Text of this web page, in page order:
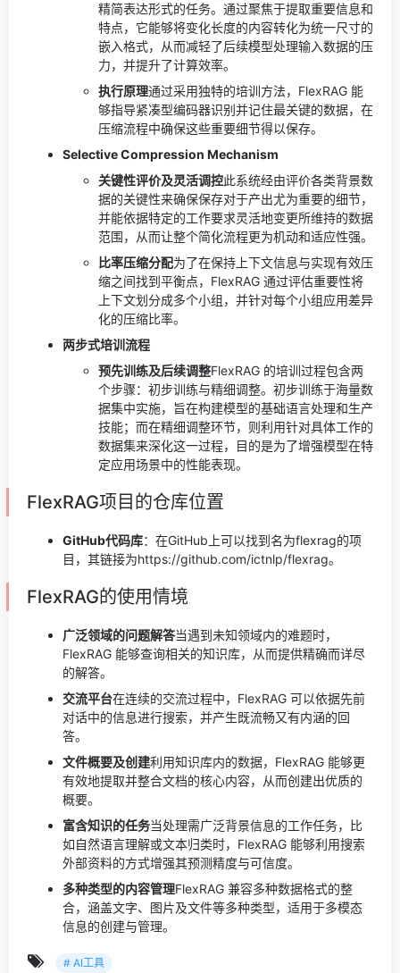
精简表达形式的任务。通过聚焦于提取重要信息和
特点，它能够将变化长度的内容转化为统一尺寸的
嵌入格式，从而减轻了后续模型处理输入数据的压
力，并提升了计算效率。
执行原理通过采用独特的培训方法，FlexRAG 能
够指导紧凑型编码器识别并记住最关键的数据，在
压缩流程中确保这些重要细节得以保存。
Selective Compression Mechanism
关键性评价及灵活调控此系统经由评价各类背景数
据的关键性来确保保存对于产出尤为重要的细节，
并能依据特定的工作要求灵活地变更所维持的数据
范围，从而让整个简化流程更为机动和适应性强。
比率压缩分配为了在保持上下文信息与实现有效压
缩之间找到平衡点，FlexRAG 通过评估重要性将
上下文划分成多个小组，并针对每个小组应用差异
化的压缩比率。
两步式培训流程
预先训练及后续调整FlexRAG 的培训过程包含两
个步骤：初步训练与精细调整。初步训练于海量数
据集中实施，旨在构建模型的基础语言处理和生产
技能；而在精细调整环节，则利用针对具体工作的
数据集来深化这一过程，目的是为了增强模型在特
定应用场景中的性能表现。
FlexRAG项目的仓库位置
GitHub代码库：在GitHub上可以找到名为flexrag的项
目，其链接为https://github.com/ictnlp/flexrag。
FlexRAG的使用情境
广泛领域的问题解答当遇到未知领域内的难题时，
FlexRAG 能够查询相关的知识库，从而提供精确而详尽
的解答。
交流平台在连续的交流过程中，FlexRAG 可以依据先前
对话中的信息进行搜索，并产生既流畅又有内涵的回
答。
文件概要及创建利用知识库内的数据，FlexRAG 能够更
有效地提取并整合文档的核心内容，从而创建出优质的
概要。
富含知识的任务当处理需广泛背景信息的工作任务，比
如自然语言理解或文本归类时，FlexRAG 能够利用搜索
外部资料的方式增强其预测精度与可信度。
多种类型的内容管理FlexRAG 兼容多种数据格式的整
合，涵盖文字、图片及文件等多种类型，适用于多模态
信息的创建与管理。
# AI工具